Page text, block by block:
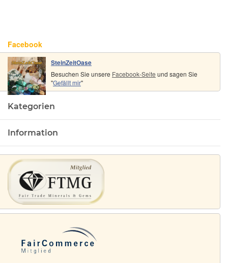
Facebook
SteinZeitOase
Besuchen Sie unsere Facebook-Seite und sagen Sie
"Gefällt mir"
Kategorien
Information